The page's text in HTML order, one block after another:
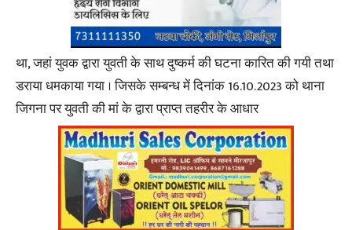
था, जहां युवक द्वारा युवती के साथ दुष्कर्म की घटना कारित की गयी तथा
डराया धमकाया गया । जिसके सम्बन्ध में दिनांक 16.10.2023 को थाना
जिगना पर युवती की मां के द्वारा प्राप्त तहरीर के आधार